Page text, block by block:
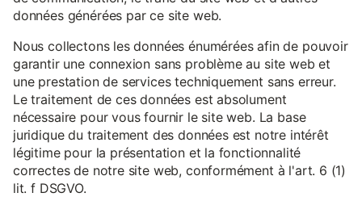
données générées par ce site web.
Nous collectons les données énumérées afin de pouvoir
garantir une connexion sans problème au site web et
une prestation de services techniquement sans erreur.
Le traitement de ces données est absolument
nécessaire pour vous fournir le site web. La base
juridique du traitement des données est notre intérêt
légitime pour la présentation et la fonctionnalité
correctes de notre site web, conformément à l'art. 6 (1)
lit. f DSGVO.